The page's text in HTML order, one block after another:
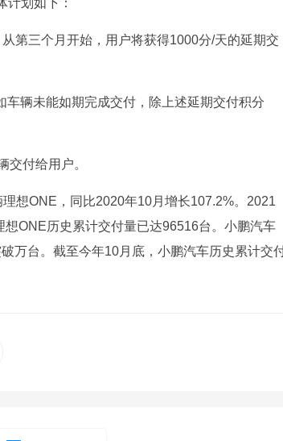
划如下：
第三个月开始，用户将获得1000分/天的延期交
辆未能如期完成交付，除上述延期交付积分
交付给用户。
想ONE，同比2020年10月增长107.2%。2021
ONE历史累计交付量已达96516台。小鹏汽车
万台。截至今年10月底，小鹏汽车历史累计交